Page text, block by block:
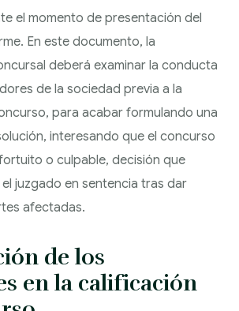
el momento de presentación del
En este documento, la
deberá examinar la conducta
de la sociedad previa a la
para acabar formulando una
interesando que el concurso
o culpable, decisión que
el juzgado en sentencia tras dar
afectadas.
de los
en la calificación